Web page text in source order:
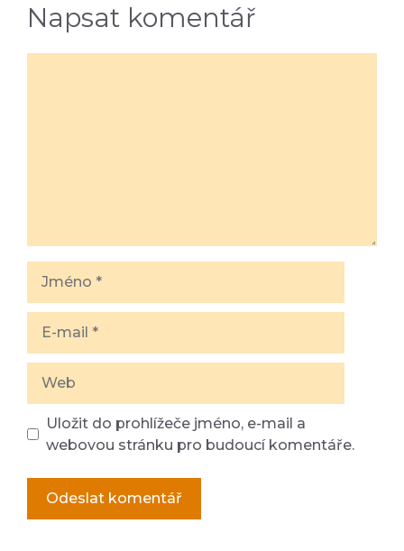
Napsat komentář
mail
Uložit do prohlížeče jméno, e-mail a
webovou stránku pro budoucí komentáře.